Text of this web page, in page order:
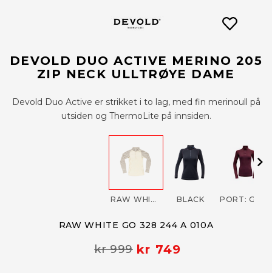
DEVOLD DUO ACTIVE MERINO 205
ZIP NECK ULLTRØYE DAME
Devold Duo Active er strikket i to lag, med fin merinoull på
utsiden og ThermoLite på innsiden.
RAW WHITE GO 328 244 A 010A BLACK
RAW WHITE GO 328 244 A 010A
kr 999 kr 749